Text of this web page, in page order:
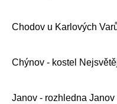
Chodov u Karlových
Chýnov - kostel
Janov - rozhledna Janov